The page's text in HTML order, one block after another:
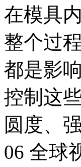
在模具
整个过
都是影
控制这
圆度、
06 全球